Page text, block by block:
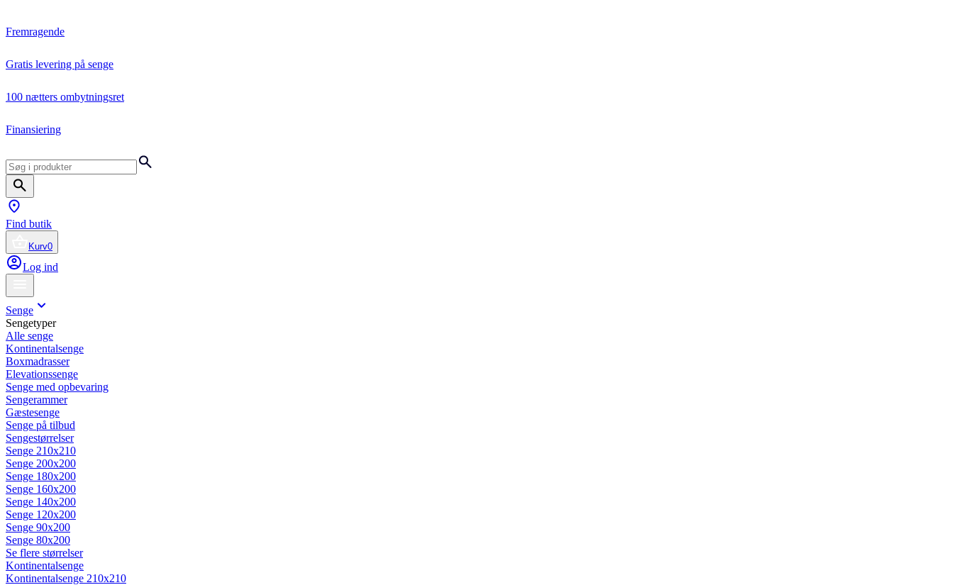
Fremragende
Gratis levering på senge
100 nætters ombytningsret
Finansiering
Find butik
Kurv0
Log ind
Senge
Sengetyper
Alle senge
Kontinentalsenge
Boxmadrasser
Elevationssenge
Senge med opbevaring
Sengerammer
Gæstesenge
Senge på tilbud
Sengestørrelser
Senge 210x210
Senge 200x200
Senge 180x200
Senge 160x200
Senge 140x200
Senge 120x200
Senge 90x200
Senge 80x200
Se flere størrelser
Kontinentalsenge
Kontinentalsenge 210x210